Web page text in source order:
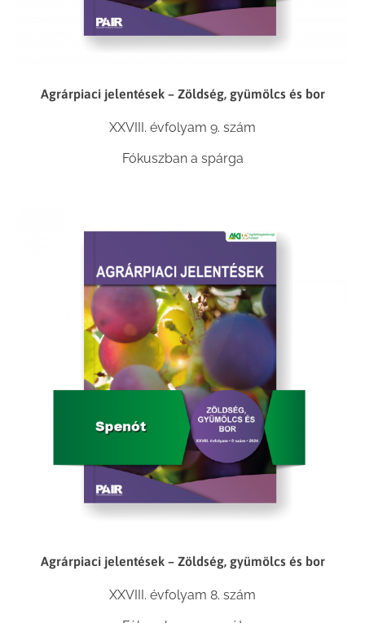
Agrárpiaci jelentések – Zöldség, gyümölcs és bor
XXVIII. évfolyam 9. szám
Fókuszban a spárga
Agrárpiaci jelentések – Zöldség, gyümölcs és bor
XXVIII. évfolyam 8. szám